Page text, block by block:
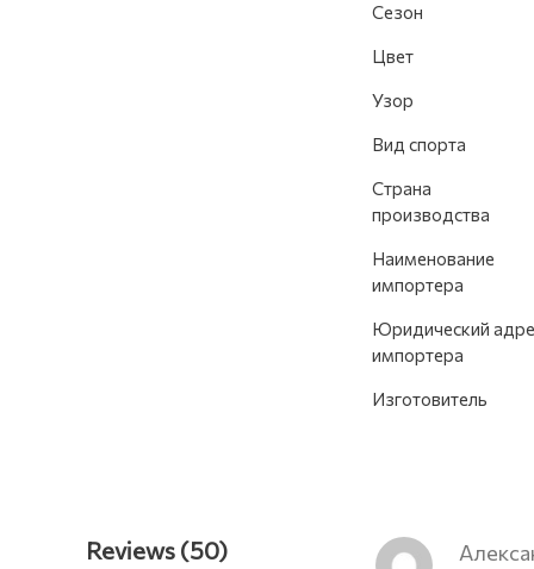
Сезон
Цвет
Узор
Вид спорта
Страна
производства
Наименование
импортера
Юридический
импортера
Изготовитель
Reviews (50)